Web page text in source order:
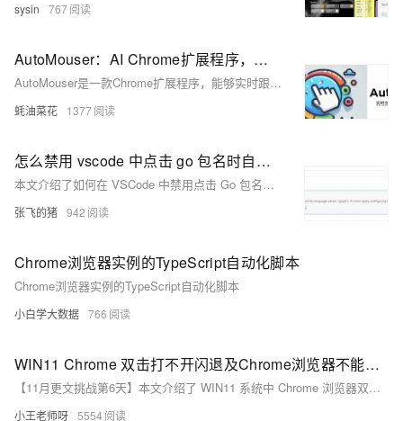
sysin 767
AutoMouser：AI Chrome扩展程序，实时跟踪用户的浏览器操作，自动生成自动化操作脚本
AutoMouser是一款Chrome扩展程序，能够实时跟踪用户交互行为，并基于OpenAI的GPT模型自动生成Selenium测试代码，简化自动化测试流程。
蚝油菜花 1377
怎么禁用 vscode 中点击 go 包名时自动打开浏览器跳转到 pkg.go.dev
本文介绍了如何在 VSCode 中禁用点击 Go 包名时自动打开浏览器跳转到 pkg.go.dev 的功能。通过将 gopls 的 `ui.navigation.importShortcut` 设置为 &quot;Definition&quot;，可以实现仅跳转到定义处而不打开链接。具体操作步骤包括：打开设置、搜索 gopls、编辑 settings.json 文件并保存更改，最后重启 VSCode 使设置生效。
张飞的猪 942
Chrome浏览器实例的TypeScript自动化脚本
Chrome浏览器实例的TypeScript自动化脚本
小白学大数据 766
WIN11 Chrome 双击打不开闪退及Chrome浏览器不能拖拽文件crx
【11月更文挑战第6天】本文介绍了 WIN11 系统中 Chrome 浏览器双击打不开闪退及不能拖拽文件 crx 的原因和解决方法。包括浏览器版本过旧、扩展程序冲突、硬件加速问题、缓存过多、安全软件冲突、系统文件损坏、用户配置文件损坏等问题的解决方案，以及 crx 文件的屏蔽、权限问题和文件格式问题的处理方法。
小王老师呀 5554